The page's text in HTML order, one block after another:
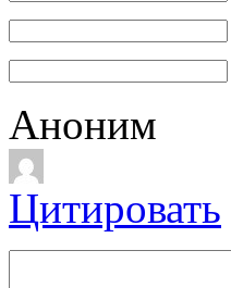
Аноним
Цитировать